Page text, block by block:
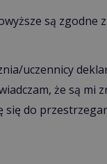
są zgodne
uczennicy
że są mi
się do